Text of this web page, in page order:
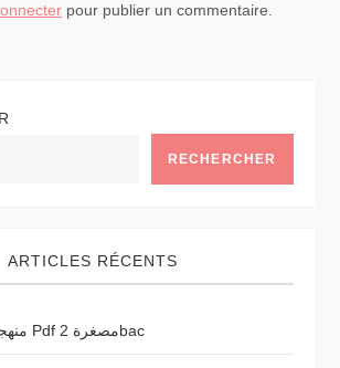
pour publier un commentaire.
RECHERCHER
ARTICLES RÉCENTS
منهجيات اللغة العربية Pdf مصغرة 2bac